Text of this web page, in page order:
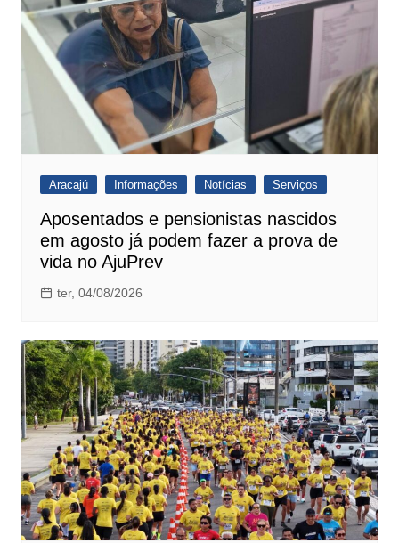
Aracajú Informações Notícias Serviços
Aposentados e pensionistas nascidos
em agosto já podem fazer a prova de
vida no AjuPrev
ter, 04/08/2026